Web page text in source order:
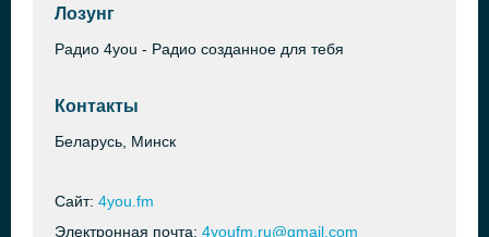
Лозунг
Радио 4you - Радио созданное для тебя
Контакты
Беларусь, Минск
Сайт: 4you.fm
Электронная почта: 4youfm.ru@gmail.com